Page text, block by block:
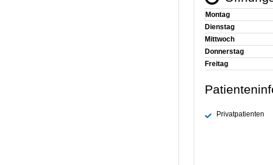
Montag
Dienstag
Mittwoch
Donnerstag
Freitag
Privatpatienten